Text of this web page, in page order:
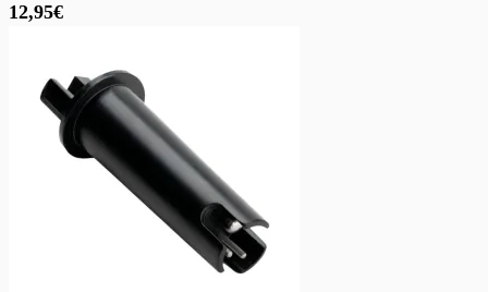
12,95€